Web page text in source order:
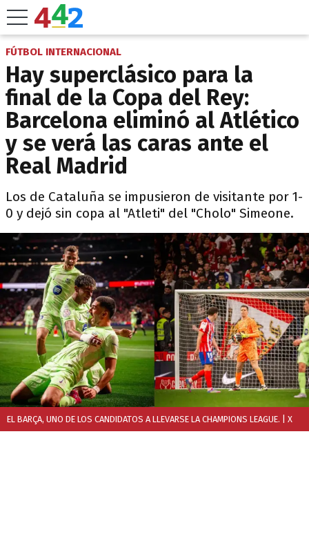
FÚTBOL INTERNACIONAL
Hay superclásico para la
final de la Copa del Rey:
Barcelona eliminó al Atlético
y se verá las caras ante el
Real Madrid
Los de Cataluña se impusieron de visitante por 1-
0 y dejó sin copa al "Atleti" del "Cholo" Simeone.
EL BARÇA, UNO DE LOS CANDIDATOS A LLEVARSE LA CHAMPIONS LEAGUE. | X